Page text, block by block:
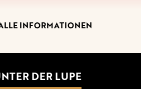
INFORMATIONEN
DER LUPE